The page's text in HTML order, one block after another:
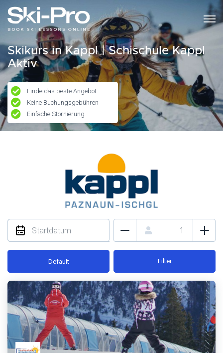
Skikurs in Kappl | Schischule Kappl
Aktiv
Finde das beste Angebot
Keine Buchungsgebühren
Einfache Stornierung
Default Filter